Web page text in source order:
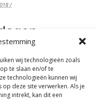
wij technologieën zoals
te slaan en/of te
technologieën kunnen wij
deze site verwerken. Als je
intrekt, kan dit een
/